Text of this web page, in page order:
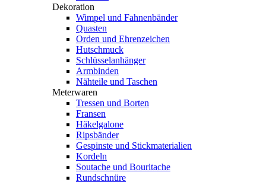
Dekoration
Wimpel und Fahnenbänder
Quasten
Orden und Ehrenzeichen
Hutschmuck
Schlüsselanhänger
Armbinden
Nähteile und Taschen
Meterwaren
Tressen und Borten
Fransen
Häkelgalone
Ripsbänder
Gespinste und Stickmaterialien
Kordeln
Soutache und Bouritache
Rundschnüre